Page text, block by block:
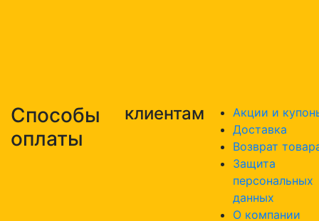
Способы
оплаты
клиентам
Акции и
Доставка
Возврат
Защита
персональных
данных
О компании